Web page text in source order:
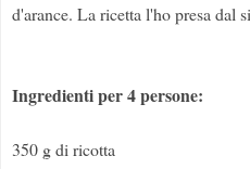
d'arance. La ricetta l'ho presa dal
Ingredienti per 4 persone:
350 g di ricotta